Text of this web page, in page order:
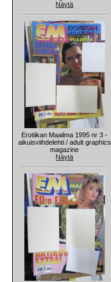
Näytä
Erotiikan Maailma 1995 nr 3 -
aikuisviihdelehti / adult graphics
magazine
Näytä